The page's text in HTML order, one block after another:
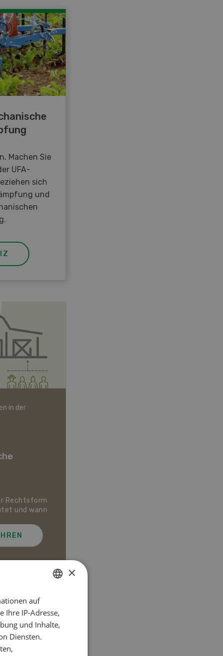
Machen Sie
UFA-
sich
und
in der
Rechtsform
und wann
FRENCH
×
auf
Ihre IP-Adresse,
und Inhalte,
Diensten.